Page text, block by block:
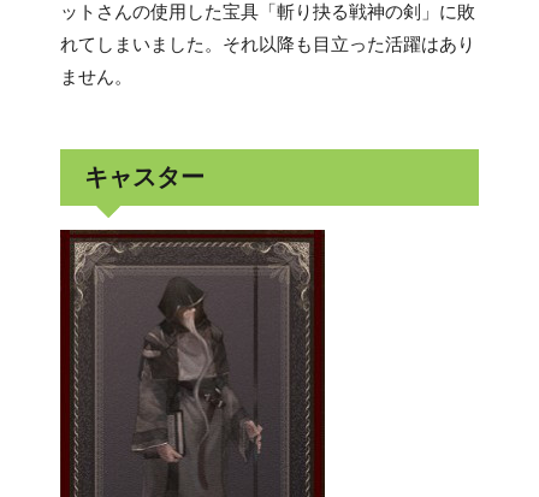
ットさんの使用した宝具「斬り抉る戦神の剣」に敗
れてしまいました。それ以降も目立った活躍はあり
ません。
キャスター